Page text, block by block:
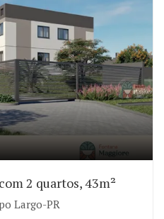
2 quartos, 43m²
Largo-PR